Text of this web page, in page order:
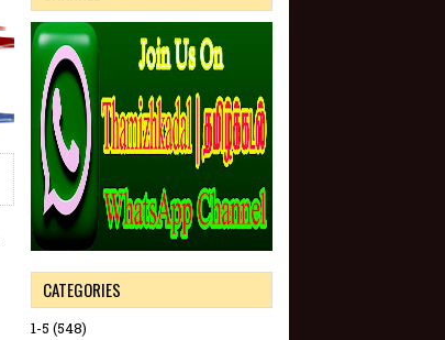
CATEGORIES
1-5 (548)